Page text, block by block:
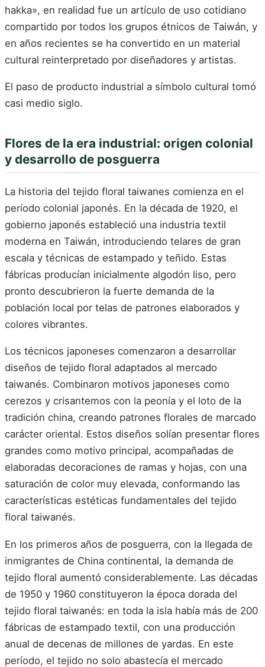
hakka», en realidad fue un artículo de uso cotidiano
compartido por todos los grupos étnicos de Taiwán, y
en años recientes se ha convertido en un material
cultural reinterpretado por diseñadores y artistas.
El paso de producto industrial a símbolo cultural tomó
casi medio siglo.
Flores de la era industrial: origen colonial
y desarrollo de posguerra
La historia del tejido floral taiwanes comienza en el
período colonial japonés. En la década de 1920, el
gobierno japonés estableció una industria textil
moderna en Taiwán, introduciendo telares de gran
escala y técnicas de estampado y teñido. Estas
fábricas producían inicialmente algodón liso, pero
pronto descubrieron la fuerte demanda de la
población local por telas de patrones elaborados y
colores vibrantes.
Los técnicos japoneses comenzaron a desarrollar
diseños de tejido floral adaptados al mercado
taiwanés. Combinaron motivos japoneses como
cerezos y crisantemos con la peonía y el loto de la
tradición china, creando patrones florales de marcado
carácter oriental. Estos diseños solían presentar flores
grandes como motivo principal, acompañadas de
elaboradas decoraciones de ramas y hojas, con una
saturación de color muy elevada, conformando las
características estéticas fundamentales del tejido
floral taiwanés.
En los primeros años de posguerra, con la llegada de
inmigrantes de China continental, la demanda de
tejido floral aumentó considerablemente. Las décadas
de 1950 y 1960 constituyeron la época dorada del
tejido floral taiwanés: en toda la isla había más de 200
fábricas de estampado textil, con una producción
anual de decenas de millones de yardas. En este
período, el tejido no solo abastecía el mercado